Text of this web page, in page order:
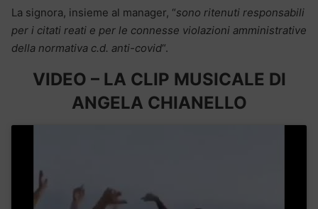
La signora, insieme al manager, “sono ritenuti responsabili
per i citati reati e per le connesse violazioni amministrative
della normativa c.d. anti-covid“.
VIDEO – LA CLIP MUSICALE DI
ANGELA CHIANELLO